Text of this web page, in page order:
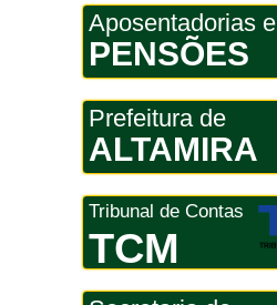
Aposentadorias e
PENSÕES
Prefeitura de
ALTAMIRA
Tribunal de Contas
TCM